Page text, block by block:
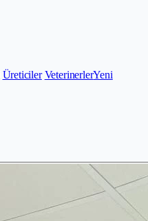
Üreticiler VeterinerlerYeni